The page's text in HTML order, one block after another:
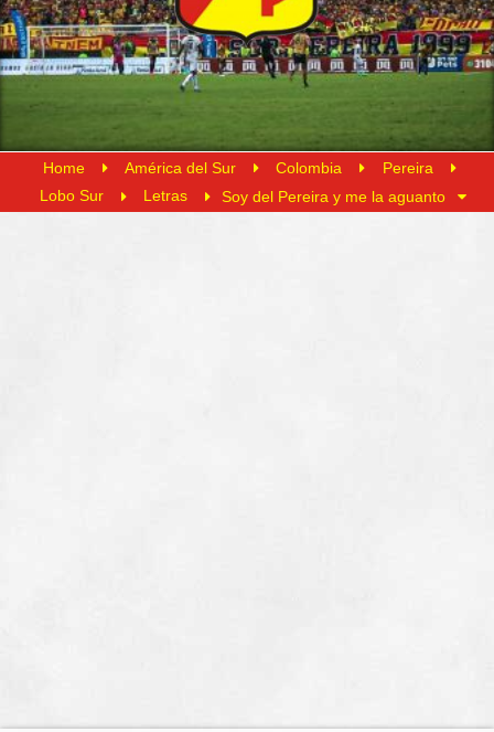
Home América del Sur Colombia
Pereira
Lobo Sur
Letras Soy del Pereira y me la aguanto